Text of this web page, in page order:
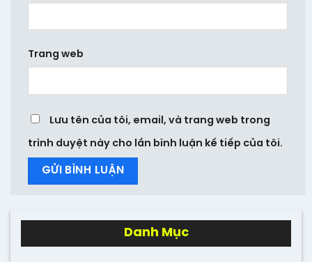
Trang web
Lưu tên của tôi, email, và trang web trong
trình duyệt này cho lần bình luận kế tiếp của tôi.
Danh Mục